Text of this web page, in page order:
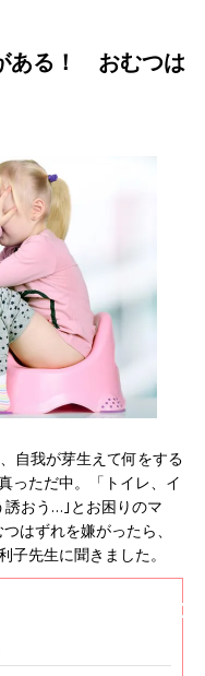
ある！ おむつは
自我が芽生えて何をする
っただ中。「トイレ、イ
誘おう…｣とお困りのマ
はずれを嫌がったら、
子先生に聞きました。